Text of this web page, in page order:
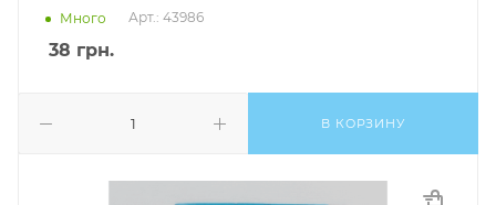
Много Арт.: 43986
38 грн.
В КОРЗИНУ